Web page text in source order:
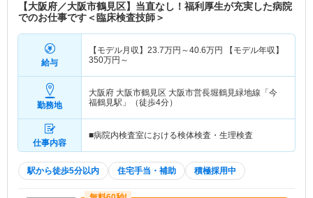
【大阪府／大阪市鶴見区】当直なし！福利厚生が充実した病院
でのお仕事です＜臨床検査技師＞
給与
【モデル月収】 23.7万円～40.6万円
【モデル年収】
350万円～
勤務地
大阪府 大阪市鶴見区 大阪市営長堀鶴見緑地線「今
福鶴見駅」（徒歩4分）
仕事内容
■病院内検査室における検体検査・生理検査
駅から徒歩5分以内 住宅手当・補助 積極採用中